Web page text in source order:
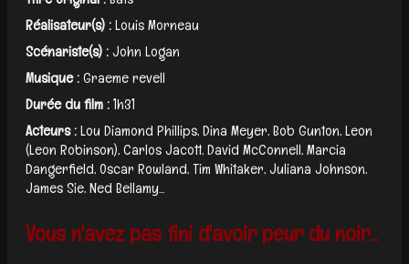
Réalisateur(s) :Louis Morneau
Scénariste(s) :John Logan
Musique :Graeme revell
Durée du film :1h31
Acteurs :Lou Diamond Phillips, Dina Meyer, Bob Gunton, Leon
(Leon Robinson), Carlos Jacott, David McConnell, Marcia
Dangerfield, Oscar Rowland, Tim Whitaker, Juliana Johnson,
James Sie, Ned Bellamy...
Vous n'avez pas fini d'avoir peur du noir...